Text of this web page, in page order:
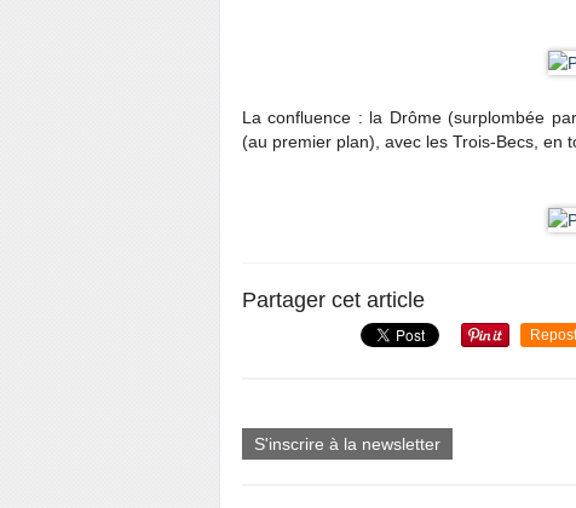
La confluence : la Drôme (surplombée
(au premier plan), avec les Trois-Becs, en
Partager cet article
Repost
S'inscrire à la newsletter